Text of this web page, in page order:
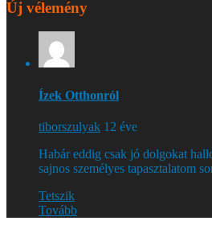
Új vélemény
Ízek Otthonról
tiborszulyak 12 éve
Habár eddig csak jó dolgokat
sajnos személyes tapasztalatom
Tetszik
Tovább